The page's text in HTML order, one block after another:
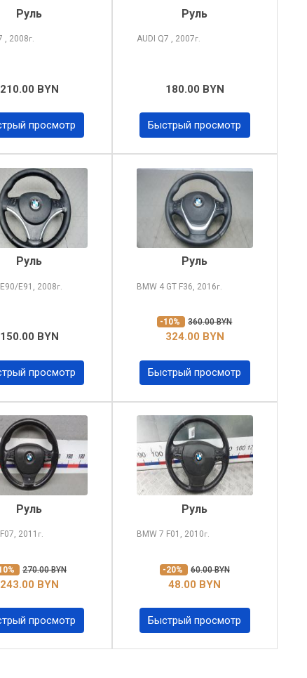
Руль
, 2008г.
210.00 BYN
просмотр
Руль
AUDI Q7 , 2007г.
180.00 BYN
Быстрый просмотр
Руль
E90/E91, 2008г.
150.00 BYN
просмотр
Руль
BMW 4 GT F36, 2016г.
-10% 360.00 BYN
324.00 BYN
Быстрый просмотр
Руль
F07, 2011 г.
270.00 BYN
243.00 BYN
просмотр
Руль
BMW 7 F01, 2010г.
-20% 60.00 BYN
48.00 BYN
Быстрый просмотр